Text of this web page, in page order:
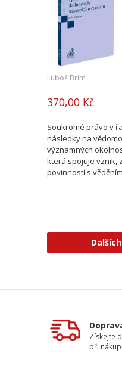
Luboš Brim
370,00 Kč
Soukromé právo v
následky na
významných
která spojuje vznik,
povinností s
Získejte
při